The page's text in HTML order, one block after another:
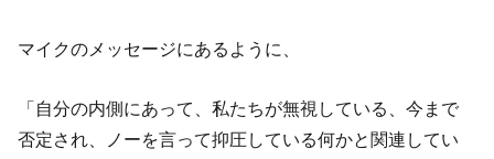
マイクのメッセージにあるように、
「自分の内側にあって、私たちが無視している、今まで
否定され、ノーを言って抑圧している何かと関連してい